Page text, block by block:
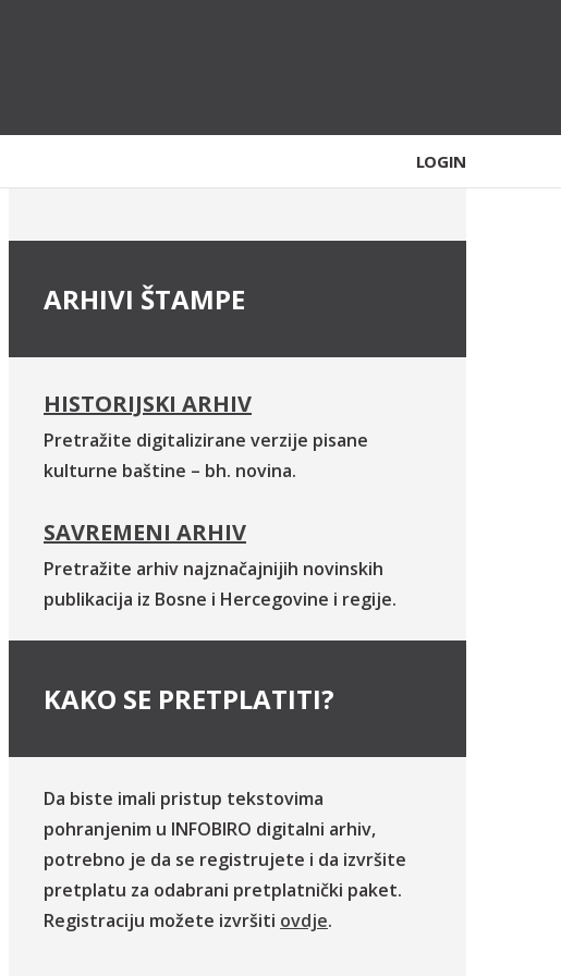
LOGIN
ARHIVI ŠTAMPE
HISTORIJSKI ARHIV
Pretražite digitalizirane verzije pisane
kulturne baštine – bh. novina.
SAVREMENI ARHIV
Pretražite arhiv najznačajnijih novinskih
publikacija iz Bosne i Hercegovine i regije.
KAKO SE PRETPLATITI?
Da biste imali pristup tekstovima
pohranjenim u INFOBIRO digitalni arhiv,
potrebno je da se registrujete i da izvršite
pretplatu za odabrani pretplatnički paket.
Registraciju možete izvršiti ovdje.